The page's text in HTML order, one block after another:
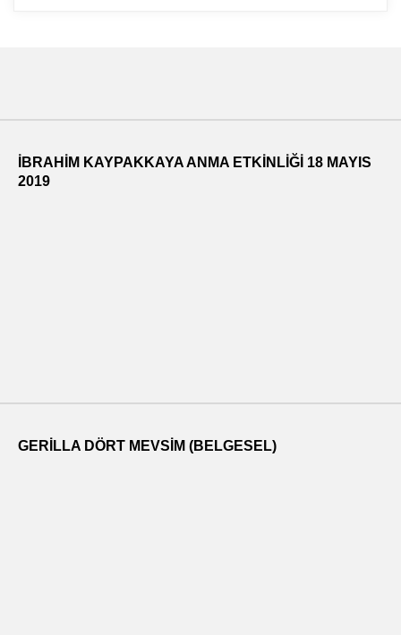
İBRAHİM KAYPAKKAYA ANMA ETKİNLİĞİ 18 MAYIS
2019
GERILLA DÖRT MEVSIM (BELGESEL)